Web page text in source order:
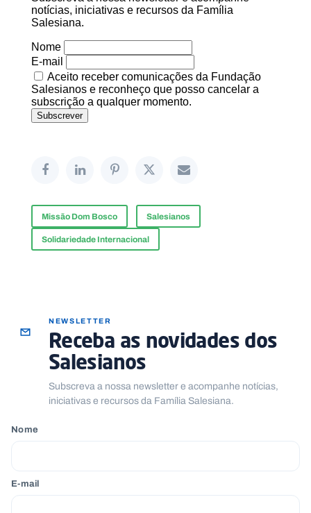
Missão Dom Bosco
Salesianos
Solidariedade Internacional
NEWSLETTER
Receba as novidades dos
Salesianos
Subscreva a nossa newsletter e acompanhe notícias,
iniciativas e recursos da Família Salesiana.
Nome
E-mail